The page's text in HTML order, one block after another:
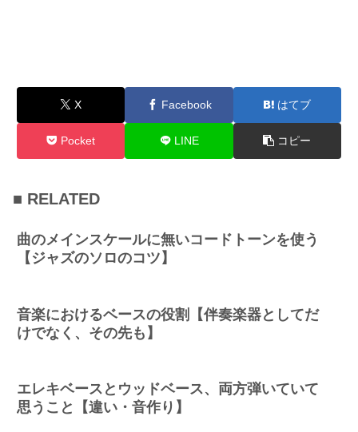
X Facebook はてブ
Pocket LINE コピー
■ RELATED
曲のメインスケールに無いコードトーンを使う
【ジャズのソロのコツ】
音楽におけるベースの役割【伴奏楽器としてだ
けでなく、その先も】
エレキベースとウッドベース、両方弾いていて
思うこと【違い・音作り】